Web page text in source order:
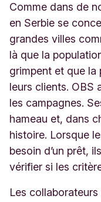
Comme dans de
en Serbie se
grandes villes
là que la
grimpent et que la
leurs clients. OBS
les campagnes.
hameau et, dans
histoire. Lorsque
besoin d’un prêt,
vérifier si les
Les